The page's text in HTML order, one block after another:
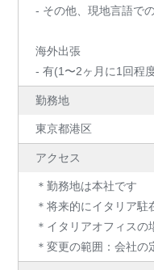
- その他、現地言語で
海外出張
- 有(1〜2ヶ月に1回程度
勤務地
東京都港区
アクセス
＊勤務地は本社です
＊将来的にイタリア
＊イタリアオフィスの
＊変更の範囲：会社の